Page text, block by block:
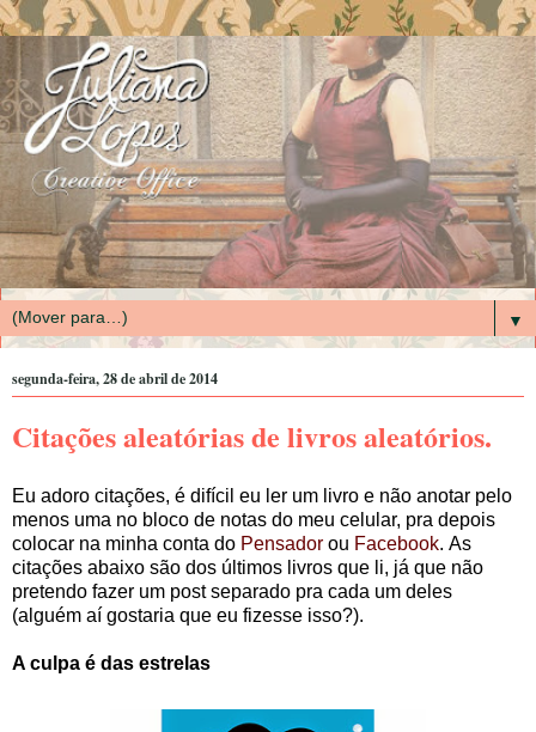
▼
segunda-feira, 28 de abril de 2014
Citações aleatórias de livros aleatórios.
Eu adoro citações, é difícil eu ler um livro e não anotar pelo
menos uma no bloco de notas do meu celular, pra depois
colocar na minha conta do Pensador ou Facebook. As
citações abaixo são dos últimos livros que li, já que não
pretendo fazer um post separado pra cada um deles
(alguém aí gostaria que eu fizesse isso?).
A culpa é das estrelas